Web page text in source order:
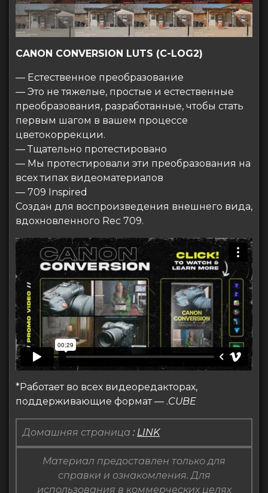
CANON CONVERSION LUTS (C-LOG2)
— Естественное преобразование
— Это не тяжелые, простые и естественные
преобразования, разработанные, чтобы стать
первым шагом в вашем процессе
цветокоррекции.
— Тщательно протестировано
— Мы протестировали эти преобразования на
всех типах видеоматериалов
— 709 Inspired
Создан для воспроизведения внешнего вида,
вдохновленного Rec 709.
*Работает во всех видеоредакторах,
поддерживающие формат — .CUBE
Домашняя страница : LINK
Материал предоставлен только для
справки и ознакомления. Для
использования в коммерческих целях